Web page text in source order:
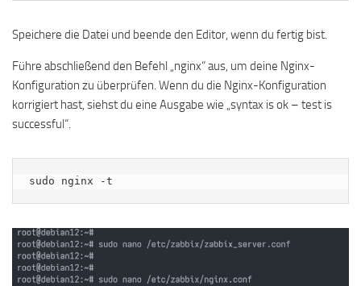
Speichere die Datei und beende den Editor, wenn du fertig bist.
Führe abschließend den Befehl „nginx“ aus, um deine Nginx-
Konfiguration zu überprüfen. Wenn du die Nginx-Konfiguration
korrigiert hast, siehst du eine Ausgabe wie „syntax is ok – test is
successful“.
sudo nginx -t